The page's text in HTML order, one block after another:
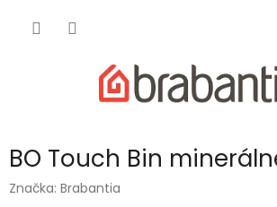
BO Touch Bin
Značka: Brabantia